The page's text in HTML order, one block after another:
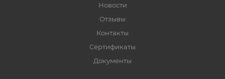
Новости
Отзывы
Контакты
Сертификаты
Документы